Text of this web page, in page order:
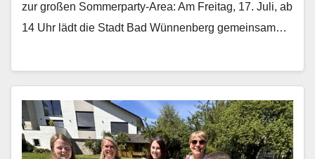
zur großen Sommerparty-Area: Am Freitag, 17. Juli, ab
14 Uhr lädt die Stadt Bad Wünnenberg gemeinsam…